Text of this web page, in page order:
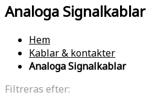
Analoga Signalkablar
Hem
Kablar & kontakter
Analoga Signalkablar
Filtreras efter: